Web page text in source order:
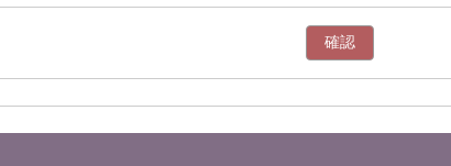
確認